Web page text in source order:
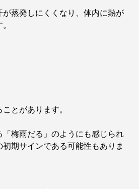
が蒸発しにくくなり、体内に熱が
とがあります。
「梅雨だる」のようにも感じられ
初期サインである可能性もありま